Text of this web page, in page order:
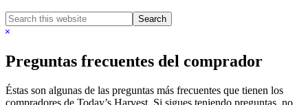
Search
this
Hide
Preguntas frecuentes del comprador
Éstas son algunas de las preguntas más frecuentes que tienen los
compradores de Today’s Harvest. Si sigues teniendo preguntas, no